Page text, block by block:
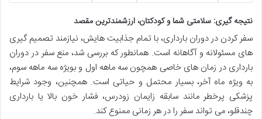
نتیجه گیری: سلامتی شما و کودکتان، ارزشمندترین مقصد
سفر کردن در دوران بارداری، با تمام جذابیت هایش، نیازمند تصمیم گیری
های مسئولانه و آگاهانه است. همانطور که بررسی شد، منع سفر در دوران
بارداری در زمان های خاصی همچون سه ماهه اول و بویژه سه ماهه سوم،
به ویژه ماه آخر، بسیار محتمل و حیاتی است. همچنین، وجود شرایط
پزشکی پرخطر مانند سابقه زایمان زودرس، فشار خون بالا یا بارداری
چندقلو، می تواند سفر را در هر زمانی ممنوع کند.